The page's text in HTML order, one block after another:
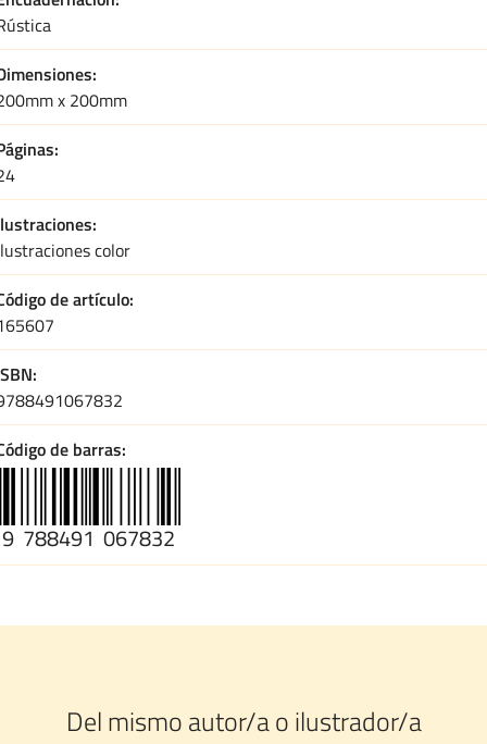
x 200mm
color
de artículo
de barras
9 788491 067832
Del mismo autor/a o ilustrador/a